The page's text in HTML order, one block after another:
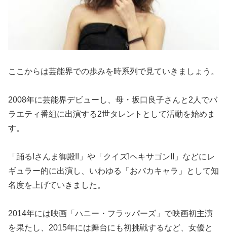
ここからは芸能界での歩みを時系列で見ていきましょう。
2008年に芸能界デビューし、母・坂口良子さんと2人でバ
ラエティ番組に出演する2世タレントとして活動を始めま
す。
「踊る!さんま御殿!!」や「クイズ!ヘキサゴンII」などにレ
ギュラー的に出演し、いわゆる「おバカキャラ」として知
名度を上げていきました。
2014年には映画「ハニー・フラッパーズ」で映画初主演
を果たし、2015年には舞台にも初挑戦するなど、女優と